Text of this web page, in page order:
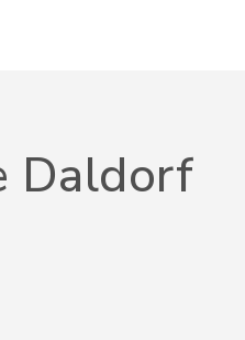
Daldorf